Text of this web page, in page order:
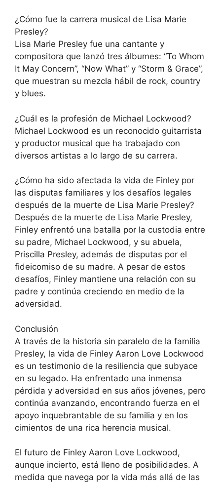
¿Cómo fue la carrera musical de Lisa Marie
Presley?
Lisa Marie Presley fue una cantante y
compositora que lanzó tres álbumes: “To Whom
It May Concern”, “Now What” y “Storm & Grace”,
que muestran su mezcla hábil de rock, country
y blues.
¿Cuál es la profesión de Michael Lockwood?
Michael Lockwood es un reconocido guitarrista
y productor musical que ha trabajado con
diversos artistas a lo largo de su carrera.
¿Cómo ha sido afectada la vida de Finley por
las disputas familiares y los desafíos legales
después de la muerte de Lisa Marie Presley?
Después de la muerte de Lisa Marie Presley,
Finley enfrentó una batalla por la custodia entre
su padre, Michael Lockwood, y su abuela,
Priscilla Presley, además de disputas por el
fideicomiso de su madre. A pesar de estos
desafíos, Finley mantiene una relación con su
padre y continúa creciendo en medio de la
adversidad.
Conclusión
A través de la historia sin paralelo de la familia
Presley, la vida de Finley Aaron Love Lockwood
es un testimonio de la resiliencia que subyace
en su legado. Ha enfrentado una inmensa
pérdida y adversidad en sus años jóvenes, pero
continúa avanzando, encontrando fuerza en el
apoyo inquebrantable de su familia y en los
cimientos de una rica herencia musical.
El futuro de Finley Aaron Love Lockwood,
aunque incierto, está lleno de posibilidades. A
medida que navega por la vida más allá de las